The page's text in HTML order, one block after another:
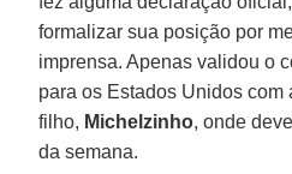
formalizar sua posição por
imprensa. Apenas validou o
para os Estados Unidos com
filho, Michelzinho, onde
da semana.